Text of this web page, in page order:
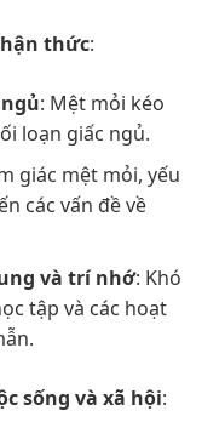
thức:
: Mệt mỏi kéo
loạn giấc ngủ.
giác mệt mỏi, yếu
các vấn đề về
và trí nhớ: Khó
tập và các hoạt
sống và xã hội: